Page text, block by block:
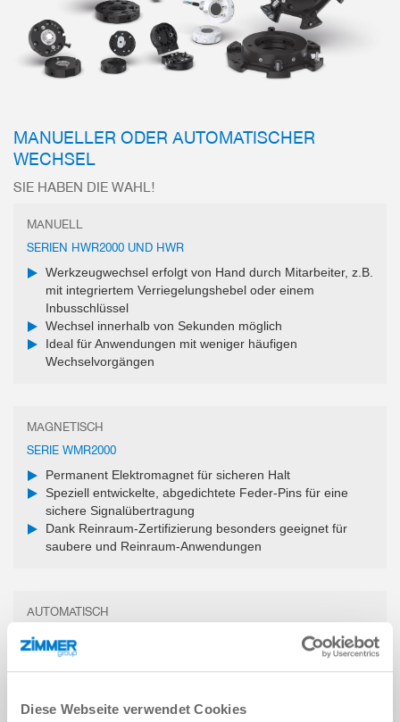
Diese Webseite verwendet Cookies
MANUELLER ODER AUTOMATISCHER
WECHSEL
SIE HABEN DIE WAHL!
MANUELL
SERIEN HWR2000 UND HWR
Werkzeugwechsel erfolgt von Hand durch Mitarbeiter, z.B.
mit integriertem Verriegelungshebel oder einem
Inbusschlüssel
Wechsel innerhalb von Sekunden möglich
Ideal für Anwendungen mit weniger häufigen
Wechselvorgängen
MAGNETISCH
SERIE WMR2000
Permanent Elektromagnet für sicheren Halt
Speziell entwickelte, abgedichtete Feder-Pins für eine
sichere Signalübertragung
Dank Reinraum-Zertifizierung besonders geeignet für
saubere und Reinraum-Anwendungen
AUTOMATISCH
SERIE FWR
Manueller und automatischer Wechsel möglich
Kann passiv genutzt werden, z.B. über Ablagestationen